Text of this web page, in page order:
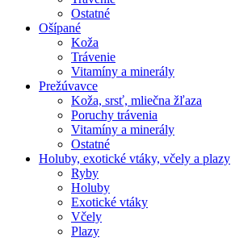
Ostatné
Ošípané
Koža
Trávenie
Vitamíny a minerály
Prežúvavce
Koža, srsť, mliečna žľaza
Poruchy trávenia
Vitamíny a minerály
Ostatné
Holuby, exotické vtáky, včely a plazy
Ryby
Holuby
Exotické vtáky
Včely
Plazy